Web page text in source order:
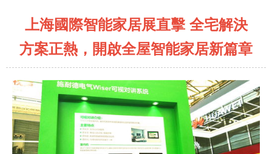
上海國際智能家居展直擊 全宅解決
方案正熱，開啟全屋智能家居新篇章